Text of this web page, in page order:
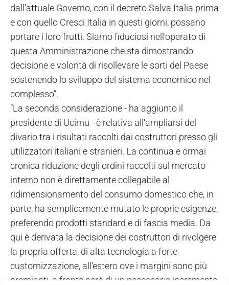
dall'attuale Governo, con il decreto Salva Italia prima
e con quello Cresci Italia in questi giorni, possano
portare i loro frutti. Siamo fiduciosi nell'operato di
questa Amministrazione che sta dimostrando
decisione e volontà di risollevare le sorti del Paese
sostenendo lo sviluppo del sistema economico nel
complesso”.
“La seconda considerazione - ha aggiunto il
presidente di Ucimu - è relativa all'ampliarsi del
divario tra i risultati raccolti dai costruttori presso gli
utilizzatori italiani e stranieri. La continua e ormai
cronica riduzione degli ordini raccolti sul mercato
interno non è direttamente collegabile al
ridimensionamento del consumo domestico che, in
parte, ha semplicemente mutato le proprie esigenze,
preferendo prodotti standard e di fascia media. Da
qui è derivata la decisione dei costruttori di rivolgere
la propria offerta, di alta tecnologia a forte
customizzazione, all'estero ove i margini sono più
premianti, a fronte però di un necessario incremento